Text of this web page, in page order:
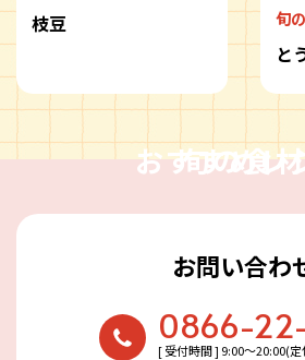
枝豆 旬
と
おすすめレ
旬の食
お問い合わ
0866-
[ 受付時間 ] 9:00〜20:00(